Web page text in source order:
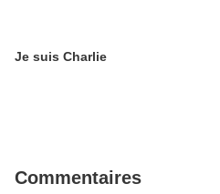
Je suis Charlie
Commentaires